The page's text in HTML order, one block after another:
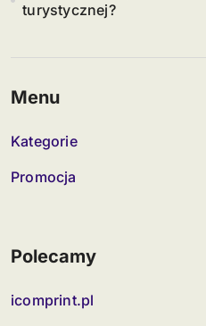
turystycznej?
Menu
Kategorie
Promocja
Polecamy
icomprint.pl